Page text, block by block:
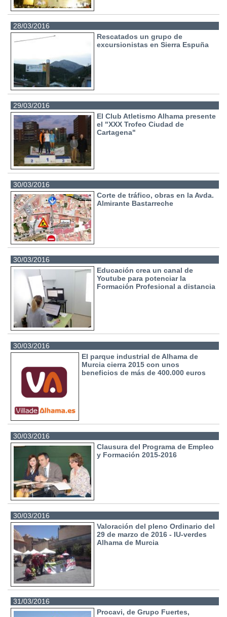
28/03/2016
Rescatados un grupo de
excursionistas en Sierra Espuña
29/03/2016
El Club Atletismo Alhama presente
el "XXX Trofeo Ciudad de
Cartagena"
30/03/2016
Corte de tráfico, obras en la Avda.
Almirante Bastarreche
30/03/2016
Educación crea un canal de
Youtube para potenciar la
Formación Profesional a distancia
30/03/2016
El parque industrial de Alhama de
Murcia cierra 2015 con unos
beneficios de más de 400.000 euros
30/03/2016
Clausura del Programa de Empleo
y Formación 2015-2016
30/03/2016
Valoración del pleno Ordinario del
29 de marzo de 2016 - IU-verdes
Alhama de Murcia
31/03/2016
Procavi, de Grupo Fuertes,